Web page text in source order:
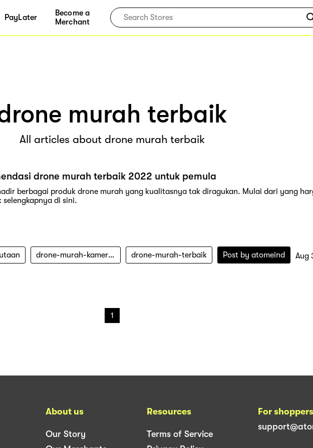
PayLater
Become a
Merchant
murah terbaik
All articles about drone murah terbaik
drone murah terbaik 2022 untuk pemula
berbagai produk drone murah yang kualitasnya tak diragukan. Mulai dari yang
selengkapnya di sini.
drone-murah-kamera-bagus drone-murah-terbaik Post by atomeind Aug
1
About us
Our Story
Resources
Terms of Service
For shoppers